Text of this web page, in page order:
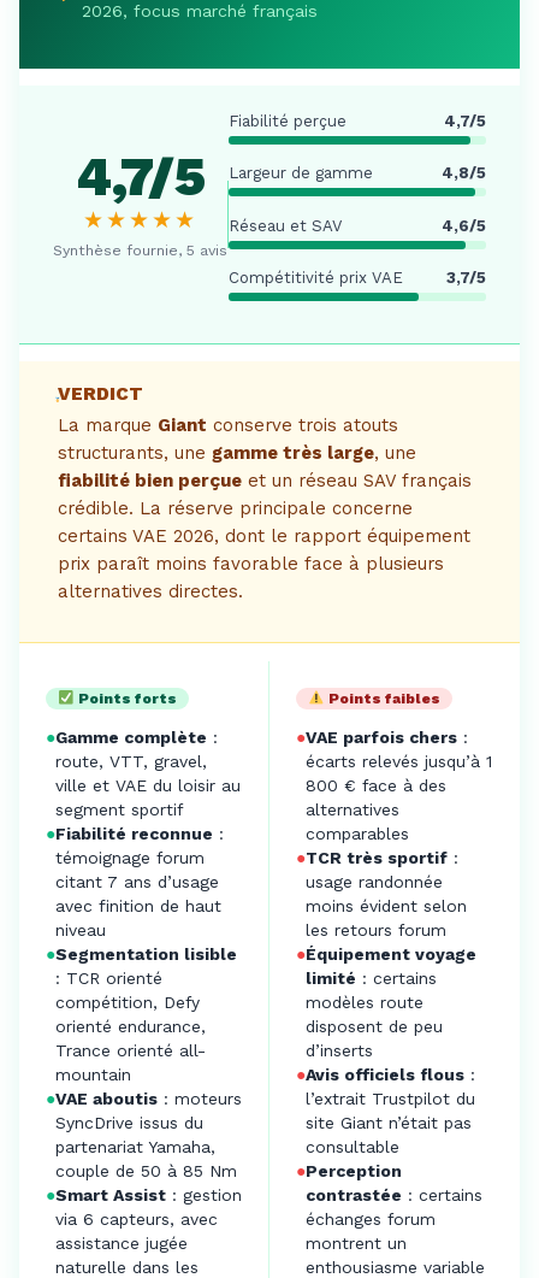
2026, focus marché français
4,7/5
★★★★★
Synthèse fournie, 5 avis
Fiabilité perçue 4,7/5
Largeur de gamme 4,8/5
Réseau et SAV 4,6/5
Compétitivité prix VAE 3,7/5
VERDICT
La marque Giant conserve trois atouts
structurants, une gamme très large, une
fiabilité bien perçue et un réseau SAV français
crédible. La réserve principale concerne
certains VAE 2026, dont le rapport équipement
prix paraît moins favorable face à plusieurs
alternatives directes.
Points forts
●Gamme complète :
route, VTT, gravel,
ville et VAE du loisir au
segment sportif
●Fiabilité reconnue :
témoignage forum
citant 7 ans d’usage
avec finition de haut
niveau
●Segmentation lisible
: TCR orienté
compétition, Defy
orienté endurance,
Trance orienté all-
mountain
●VAE aboutis : moteurs
SyncDrive issus du
partenariat Yamaha,
couple de 50 à 85 Nm
●Smart Assist : gestion
via 6 capteurs, avec
assistance jugée
naturelle dans les
Points faibles
●VAE parfois chers :
écarts relevés jusqu’à 1
800 € face à des
alternatives
comparables
●TCR très sportif :
usage randonnée
moins évident selon
les retours forum
●Équipement voyage
limité : certains
modèles route
disposent de peu
d’inserts
●Avis officiels flous :
l’extrait Trustpilot du
site Giant n’était pas
consultable
●Perception
contrastée : certains
échanges forum
montrent un
enthousiasme variable